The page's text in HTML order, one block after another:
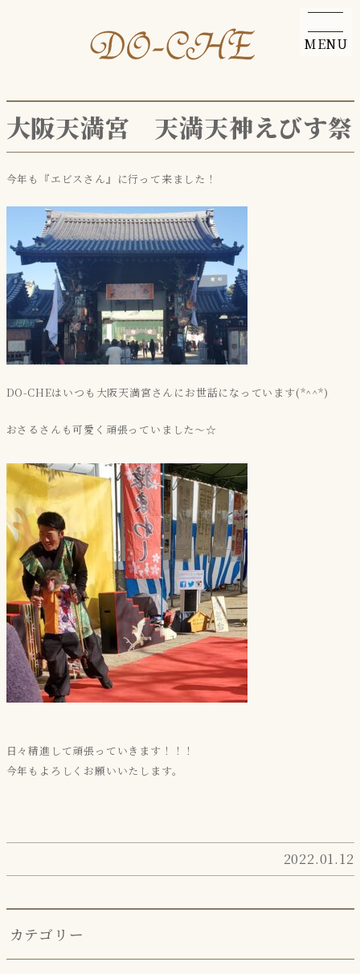
MENU
大阪天満宮 天満天神えびす祭
今年も『エビスさん』に行って来ました！
DO-CHEはいつも大阪天満宮さんにお世話になっています(*^^*)
おさるさんも可愛く頑張っていました～☆
日々精進して頑張っていきます！！！
今年もよろしくお願いいたします。
2022.01.12
カテゴリー